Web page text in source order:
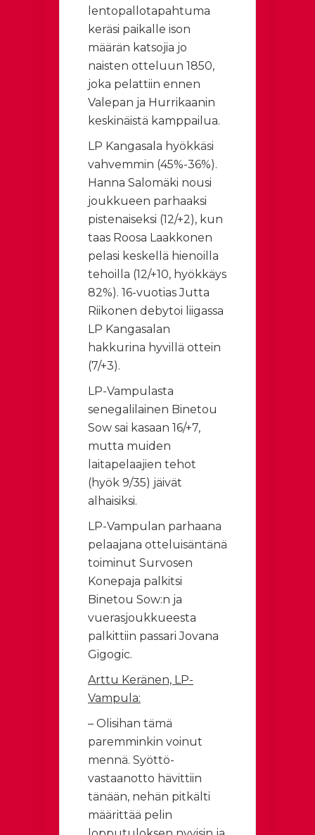
lentopallotapahtuma
keräsi paikalle ison
määrän katsojia jo
naisten otteluun 1850,
joka pelattiin ennen
Valepan ja Hurrikaanin
keskinäistä kamppailua.
LP Kangasala hyökkäsi
vahvemmin (45%-36%).
Hanna Salomäki nousi
joukkueen parhaaksi
pistenaiseksi (12/+2), kun
taas Roosa Laakkonen
pelasi keskellä hienoilla
tehoilla (12/+10, hyökkäys
82%). 16-vuotias Jutta
Riikonen debytoi liigassa
LP Kangasalan
hakkurina hyvillä ottein
(7/+3).
LP-Vampulasta
senegalilainen Binetou
Sow sai kasaan 16/+7,
mutta muiden
laitapelaajien tehot
(hyök 9/35) jäivät
alhaisiksi.
LP-Vampulan parhaana
pelaajana otteluisäntänä
toiminut Survosen
Konepaja palkitsi
Binetou Sow:n ja
vuerasjoukkueesta
palkittiin passari Jovana
Gigogic.
Arttu Keränen, LP-
Vampula:
– Olisihan tämä
paremminkin voinut
mennä. Syöttö-
vastaanotto hävittiin
tänään, nehän pitkälti
määrittää pelin